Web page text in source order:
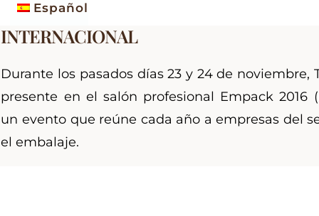
Fabricación de embalajes de madera
Jaulas de madera
Bases de madera
Almacén de maderas autóctonas y
exóticas
Venta de listones de leña y sacos de serrín
Español
EMPACK Y LAS SOLUCIONES PARA EL
INTERNACIONAL
Durante los pasados días 23 y 24 de noviembre,
presente en el salón profesional Empack 2016
un evento que reúne cada año a empresas del
el embalaje.